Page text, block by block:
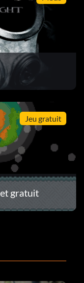
Jeu gratuit
gratuit